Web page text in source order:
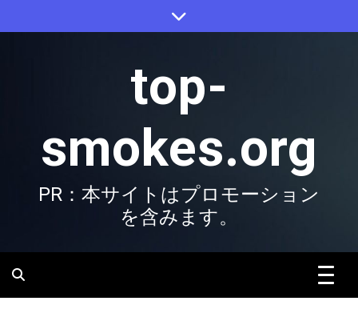
to
top-
smokes.org
PR：本サイトはプロモーション
を含みます。